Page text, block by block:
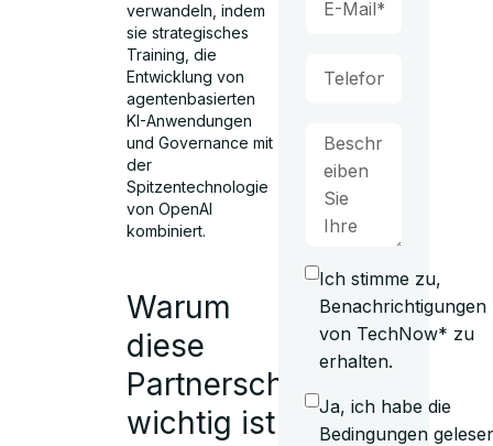
verwandeln, indem
sie strategisches
Training, die
Entwicklung von
agentenbasierten
KI-Anwendungen
und Governance mit
der
Spitzentechnologie
von OpenAI
kombiniert.
Warum
diese
Partnerschaft
wichtig ist
Ich stimme zu,
Benachrichtigungen
von TechNow* zu
erhalten.
Ja, ich habe die
Bedingungen